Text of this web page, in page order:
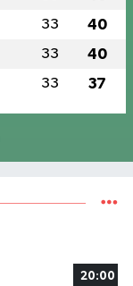
33 40
33 40
33 37
20:00